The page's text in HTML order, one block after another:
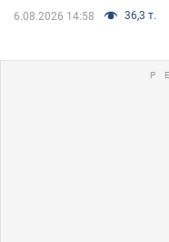
6.08.2026 14:58 36,3 т.